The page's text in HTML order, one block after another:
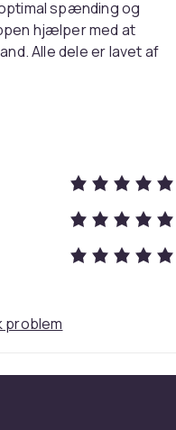
spænding og
hjælper med at
Alle dele er lavet af
7,5x3,2cm, Trykfjeder:
DUR181RF,
problem